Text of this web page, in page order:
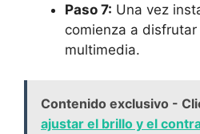
Paso 7: Una vez
comienza a
multimedia.
Contenido exclusivo -
ajustar el brillo y el